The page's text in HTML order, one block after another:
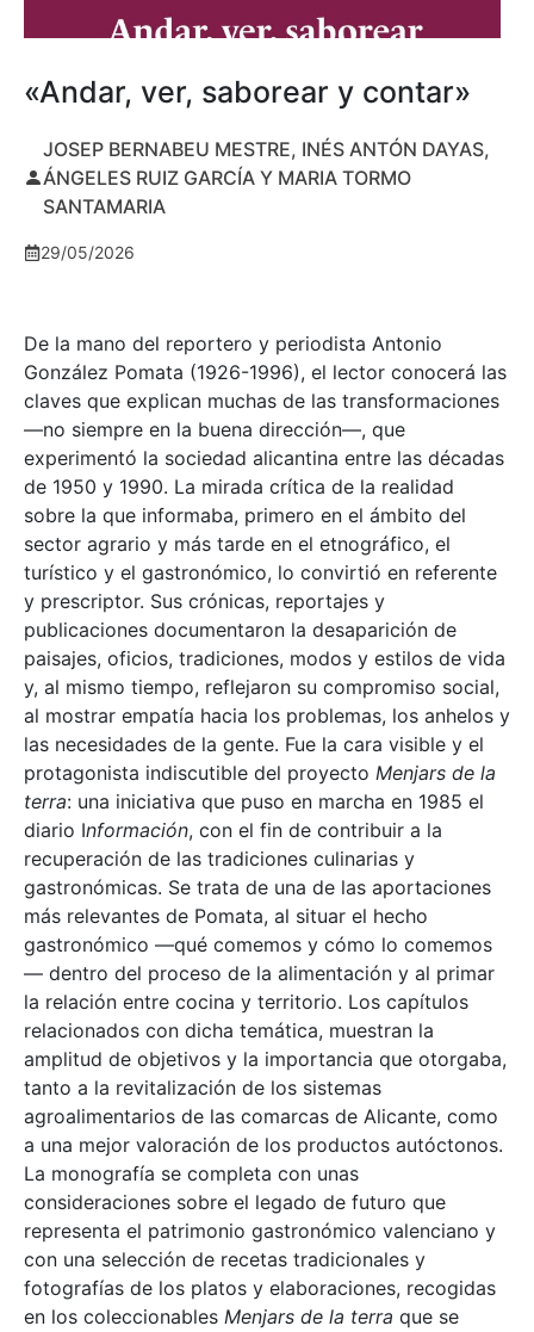
«Andar, ver, saborear y contar»
JOSEP BERNABEU MESTRE, INÉS ANTÓN DAYAS,
ÁNGELES RUIZ GARCÍA Y MARIA TORMO
SANTAMARIA
29/05/2026
De la mano del reportero y periodista Antonio
González Pomata (1926-1996), el lector conocerá las
claves que explican muchas de las transformaciones
—no siempre en la buena dirección—, que
experimentó la sociedad alicantina entre las décadas
de 1950 y 1990. La mirada crítica de la realidad
sobre la que informaba, primero en el ámbito del
sector agrario y más tarde en el etnográfico, el
turístico y el gastronómico, lo convirtió en referente
y prescriptor. Sus crónicas, reportajes y
publicaciones documentaron la desaparición de
paisajes, oficios, tradiciones, modos y estilos de vida
y, al mismo tiempo, reflejaron su compromiso social,
al mostrar empatía hacia los problemas, los anhelos y
las necesidades de la gente. Fue la cara visible y el
protagonista indiscutible del proyecto Menjars de la
terra: una iniciativa que puso en marcha en 1985 el
diario Información, con el fin de contribuir a la
recuperación de las tradiciones culinarias y
gastronómicas. Se trata de una de las aportaciones
más relevantes de Pomata, al situar el hecho
gastronómico —qué comemos y cómo lo comemos
— dentro del proceso de la alimentación y al primar
la relación entre cocina y territorio. Los capítulos
relacionados con dicha temática, muestran la
amplitud de objetivos y la importancia que otorgaba,
tanto a la revitalización de los sistemas
agroalimentarios de las comarcas de Alicante, como
a una mejor valoración de los productos autóctonos.
La monografía se completa con unas
consideraciones sobre el legado de futuro que
representa el patrimonio gastronómico valenciano y
con una selección de recetas tradicionales y
fotografías de los platos y elaboraciones, recogidas
en los coleccionables Menjars de la terra que se